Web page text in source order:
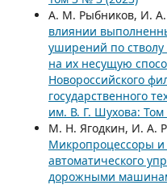
А. М. Рыбников, И. А.
влиянии
уширений по
на их несущую
Новороссийского
государственного
им. В. Г. Шухова:
М. Н. Ягодкин, И. А.
Микропроцессоры
автоматического
дорожными